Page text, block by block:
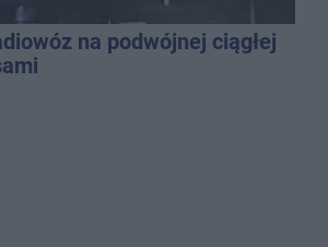
na podwójnej ciągłej